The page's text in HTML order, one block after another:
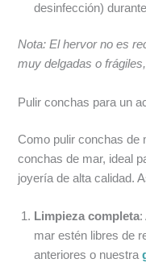
desinfección)
Nota: El hervor no es
muy delgadas o
Pulir conchas para un
Como pulir conchas de
conchas de mar, ideal
joyería de alta calidad.
Limpieza completa:
mar estén libres de
anteriores o nuestra